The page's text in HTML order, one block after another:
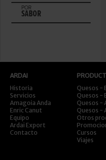
POR
SABOR
ARDAI
Historia
Servicios
Amagoia Anda
Enric Canut
Equipo
Ardai Export
Contacto
Quesos -
Quesos -
Quesos -
Quesos -
Otros
Cursos
Viajes